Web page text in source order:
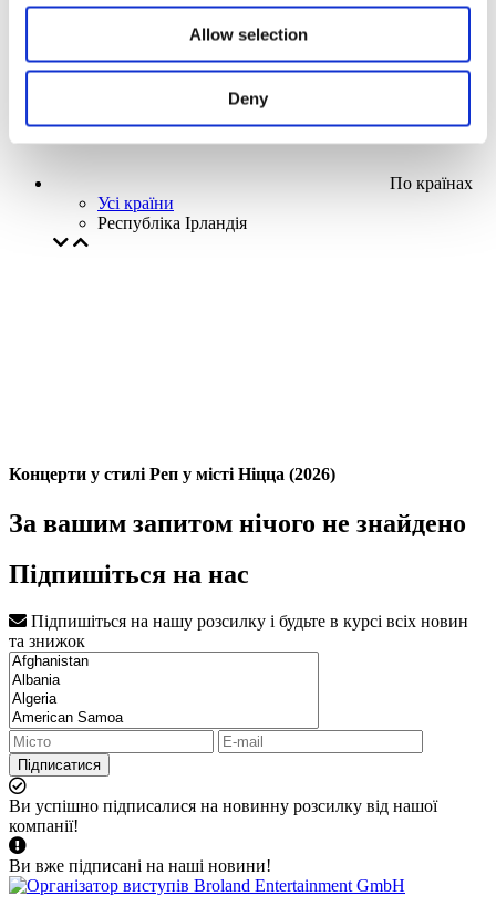
Allow selection
Deny
По країнах
Усі країни
Республіка Ірландія
Концерти у стилі Реп у місті Ніцца (2026)
За вашим запитом нічого не знайдено
Підпишіться на нас
Підпишіться на нашу розсилку і будьте в курсі всіх новин
та знижок
Підписатися
Ви успішно підписалися на новинну розсилку від нашої
компанії!
Ви вже підписані на наші новини!